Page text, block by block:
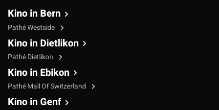
Kino in Bern
Pathé Westside
Kino in Dietlikon
Pathé Dietlikon
Kino in Ebikon
Pathé Mall Of Switzerland
Kino in Genf